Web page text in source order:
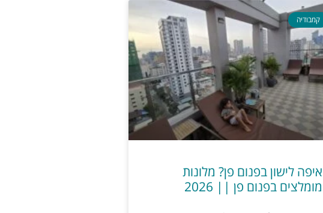
קמבודיה
איפה לישון בפנום פן? מלונות
מומלצים בפנום פן || 2026